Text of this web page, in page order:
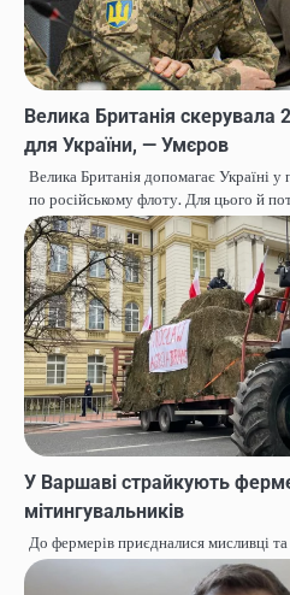
Велика Британія скерувала
для України, — Умєров
Велика Британія допомагає Україні у
по російському флоту. Для цього й
У Варшаві страйкують
мітингувальників
До фермерів приєдналися мисливці та